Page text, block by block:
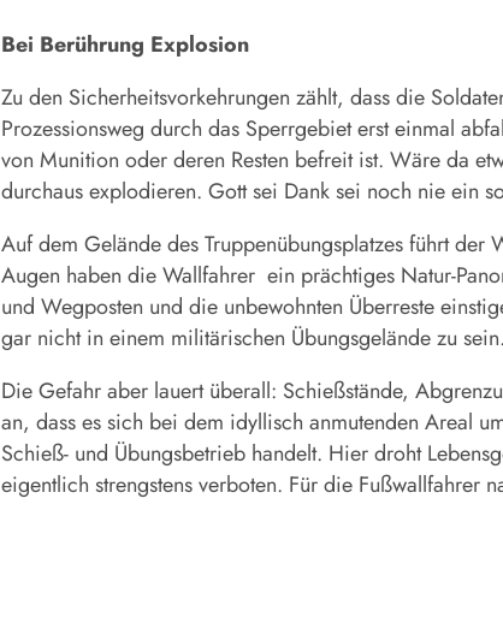
Bei Berührung Explosion
Zu den Sicherheitsvorkehrungen zählt, dass die
Prozessionsweg durch das Sperrgebiet erst einmal
von Munition oder deren Resten befreit ist. Wäre da
durchaus explodieren. Gott sei Dank sei noch nie ein
Auf dem Gelände des Truppenübungsplatzes führt
Augen haben die Wallfahrer ein prächtiges Natur-
und Wegposten und die unbewohnten Überreste
gar nicht in einem militärischen Übungsgelände zu sein.
Die Gefahr aber lauert überall: Schießstände,
an, dass es sich bei dem idyllisch anmutenden Areal
Schieß- und Übungsbetrieb handelt. Hier droht
eigentlich strengstens verboten. Für die Fußwallfahrer